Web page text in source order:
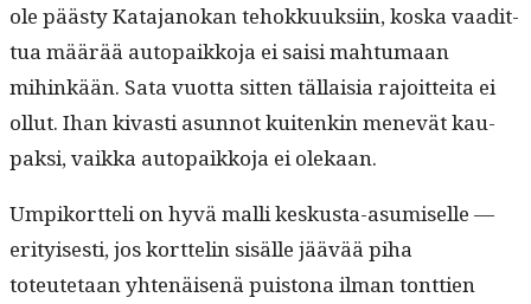
ole päästy Kata­janokan tehokkuuk­si­in, kos­ka vaa­dit­
tua määrää autopaikko­ja ei saisi mah­tu­maan
mihinkään. Sata vuot­ta sit­ten täl­laisia rajoit­tei­ta ei
ollut. Ihan kivasti asun­not kuitenkin menevät kau­
pak­si, vaik­ka autopaikko­ja ei olekaan.
Umpiko­rt­teli on hyvä malli keskus­ta-asumiselle —
eri­tyis­es­ti, jos kort­telin sisälle jäävää piha
toteutetaan yht­enäisenä puis­tona ilman tont­tien